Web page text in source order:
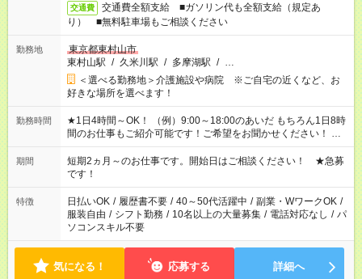
交通費
交通費全額支給 ■ガソリン代も全額支給（規定あ
り） ■無料駐車場もご相談ください
勤務地
東京都東村山市
東村山駅 / 久米川駅 / 多摩湖駅 / …
＜選べる勤務地＞介護施設や病院 ※ご自宅の近くなど、お
好きな場所を選べます！
勤務時間
★1日4時間～OK！ （例）9:00～18:00のあいだ もちろん1日8時
間のお仕事もご紹介可能です！ご希望をお聞かせください！ ※
週最低15時間以上の勤務が必要です
期間
短期2ヵ月～のお仕事です。開始日はご相談ください！ ★急募
です！
特徴 日払いOK / 履歴書不要 / 40～50代活躍中 / 副業・WワークOK /
服装自由 / シフト勤務 / 10名以上の大量募集 / 電話対応なし / パ
ソコンスキル不要
気になる！ 応募する 詳細へ